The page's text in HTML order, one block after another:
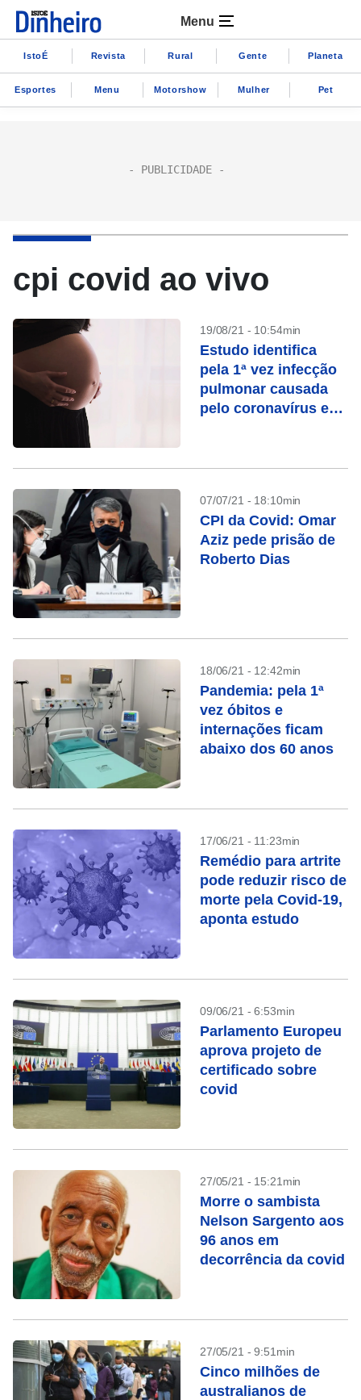
Menu
IstoÉ Revista Rural Gente Planeta
Esportes Menu Motorshow Mulher Pet
cpi covid ao vivo
19/08/21 - 10:54min
Estudo identifica
pela 1ª vez infecção
pulmonar causada
pelo coronavírus em
07/07/21 - 18:10min
CPI da Covid: Omar
Aziz pede prisão de
Roberto Dias
18/06/21 - 12:42min
Pandemia: pela 1ª
vez óbitos e
internações ficam
abaixo dos 60 anos
17/06/21 - 11:23min
Remédio para artrite
pode reduzir risco de
morte pela Covid-19,
aponta estudo
09/06/21 - 6:53min
Parlamento Europeu
aprova projeto de
certificado sobre
covid
27/05/21 - 15:21min
Morre o sambista
Nelson Sargento aos
96 anos em
decorrência da covid
27/05/21 - 9:51min
Cinco milhões de
australianos de